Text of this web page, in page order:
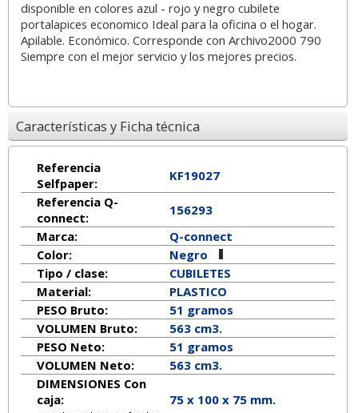
disponible en colores azul - rojo y negro cubilete
portalapices economico Ideal para la oficina o el hogar.
Apilable. Económico. Corresponde con Archivo2000 790
Siempre con el mejor servicio y los mejores precios.
Características y Ficha técnica
Referencia
Selfpaper:
KF19027
Referencia Q-
connect:
156293
Marca:
Q-connect
Color:
Negro
Tipo / clase:
CUBILETES
Material:
PLASTICO
PESO Bruto:
51 gramos
VOLUMEN Bruto:
563 cm3.
PESO Neto:
51 gramos
VOLUMEN Neto:
563 cm3.
DIMENSIONES Con
caja:
75 x 100 x 75 mm.